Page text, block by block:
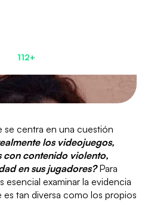
112+
se centra en una cuestión
los videojuegos,
con contenido violento,
en sus jugadores?Para
esencial examinar la evidencia
tan diversa como los propios